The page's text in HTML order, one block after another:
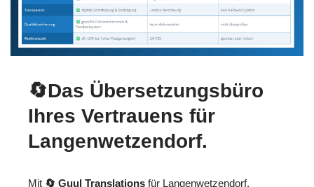
🔄Das Übersetzungsbüro
Ihres Vertrauens für
Langenwetzendorf.
Mit 🔄 Guul Translations für Langenwetzendorf,